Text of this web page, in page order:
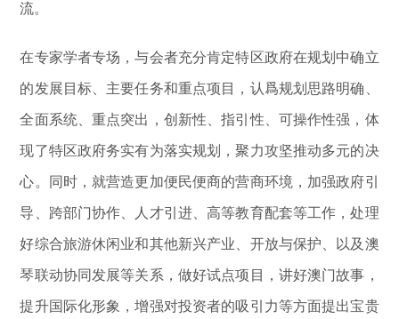
流。
在专家学者专场，与会者充分肯定特区政府在规划中确立
的发展目标、主要任务和重点项目，认爲规划思路明确、
全面系统、重点突出，创新性、指引性、可操作性强，体
现了特区政府务实有为落实规划，聚力攻坚推动多元的决
心。同时，就营造更加便民便商的营商环境，加强政府引
导、跨部门协作、人才引进、高等教育配套等工作，处理
好综合旅游休闲业和其他新兴产业、开放与保护、以及澳
琴联动协同发展等关系，做好试点项目，讲好澳门故事，
提升国际化形象，增强对投资者的吸引力等方面提出宝贵